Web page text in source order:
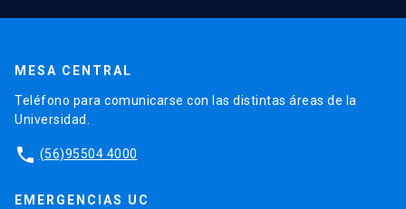
MESA CENTRAL
Teléfono para comunicarse con las distintas áreas de la
Universidad.
phone (56)95504 4000
EMERGENCIAS UC